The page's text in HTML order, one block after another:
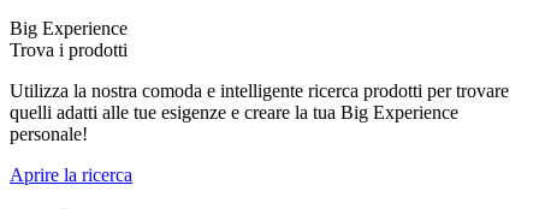
Big Experience
Trova i prodotti
Utilizza la nostra comoda e intelligente ricerca prodotti per trovare
quelli adatti alle tue esigenze e creare la tua Big Experience
personale!
Aprire la ricerca